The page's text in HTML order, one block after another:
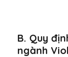
B. Quy
ngành